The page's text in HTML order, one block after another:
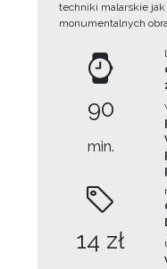
techniki malarskie
monumentalnych
90
min.
14 zł